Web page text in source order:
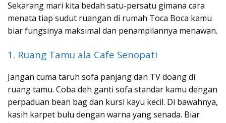
Sekarang mari kita bedah satu-persatu gimana cara
menata tiap sudut ruangan di rumah Toca Boca kamu
biar fungsinya maksimal dan penampilannya menawan.
1. Ruang Tamu ala Cafe Senopati
Jangan cuma taruh sofa panjang dan TV doang di
ruang tamu. Coba deh ganti sofa standar kamu dengan
perpaduan bean bag dan kursi kayu kecil. Di bawahnya,
kasih karpet bulu dengan warna yang senada. Biar